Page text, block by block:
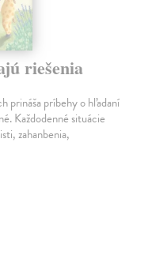
riešenia
prináša príbehy o hľadaní
Každodenné situácie
zahanbenia,